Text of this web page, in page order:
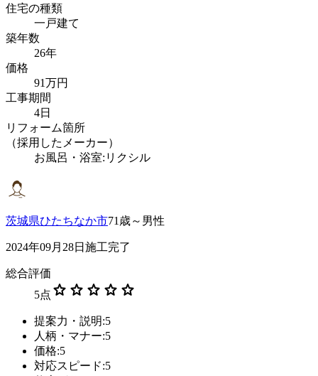
住宅の種類
一戸建て
築年数
26年
価格
91万円
工事期間
4日
リフォーム箇所
（採用したメーカー）
お風呂・浴室:リクシル
茨城県ひたちなか市71歳～男性
2024年09月28日施工完了
総合評価
5点 star star star star star
提案力・説明:5
人柄・マナー:5
価格:5
対応スピード:5